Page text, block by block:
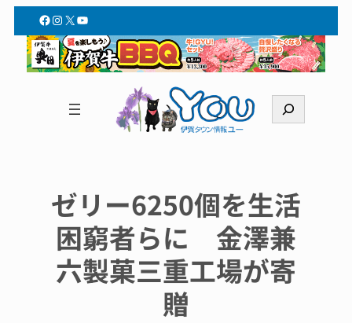
Facebook
Instagram
X YouTube
索
ゼリー6250個を生活
困窮者らに 金澤兼
六製菓三重工場が寄
贈